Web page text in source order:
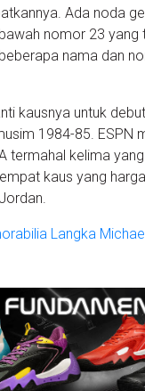
Ada noda
nomor 23 yang
nama dan
kausnya untuk
1984-85. ESPN
termahal kelima
kaus yang
Langka